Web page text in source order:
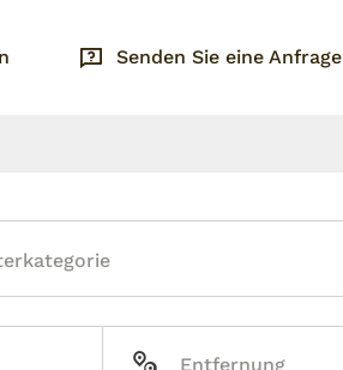
Senden Sie eine Anfrage